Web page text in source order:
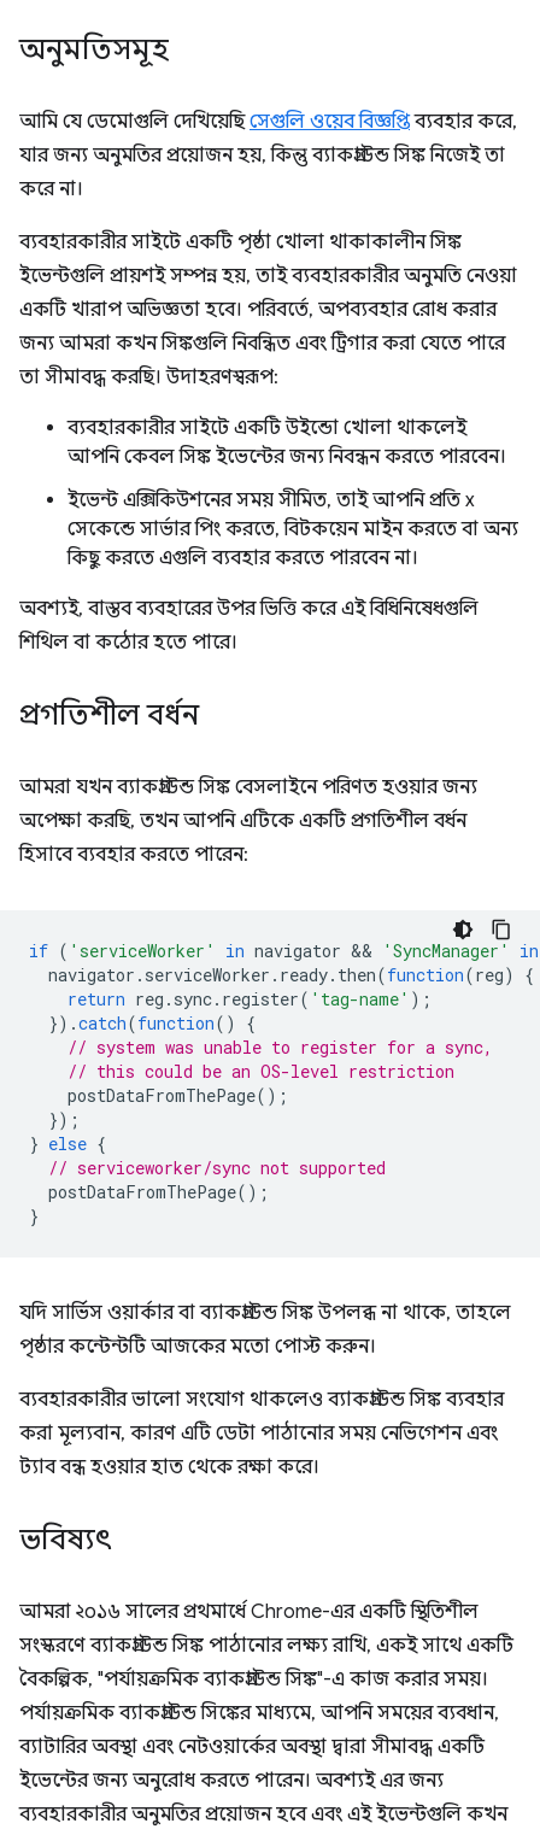
অনুমতিসমূহ
আমি যে ডেমোগুলি দেখিয়েছিসেগুলি ওয়েব বিজ্ঞপ্তিব্যবহার করে,
যার জন্য অনুমতির প্রয়োজন হয়, কিন্তু ব্যাকগ্রাউন্ড সিঙ্ক নিজেই তা
করে না।
ব্যবহারকারীর সাইটে একটি পৃষ্ঠা খোলা থাকাকালীন সিঙ্ক
ইভেন্টগুলি প্রায়শই সম্পন্ন হয়, তাই ব্যবহারকারীর অনুমতি নেওয়া
একটি খারাপ অভিজ্ঞতা হবে। পরিবর্তে, অপব্যবহার রোধ করার
জন্য আমরা কখন সিঙ্কগুলি নিবন্ধিত এবং ট্রিগার করা যেতে পারে
তা সীমাবদ্ধ করছি। উদাহরণস্বরূপ:
ব্যবহারকারীর সাইটে একটি উইন্ডো খোলা থাকলেই
আপনি কেবল সিঙ্ক ইভেন্টের জন্য নিবন্ধন করতে পারবেন।
ইভেন্ট এক্সিকিউশনের সময় সীমিত, তাই আপনি প্রতি x
সেকেন্ডে সার্ভার পিং করতে, বিটকয়েন মাইন করতে বা অন্য
কিছু করতে এগুলি ব্যবহার করতে পারবেন না।
অবশ্যই, বাস্তব ব্যবহারের উপর ভিত্তি করে এই বিধিনিষেধগুলি
শিথিল বা কঠোর হতে পারে।
প্রগতিশীল বর্ধন
আমরা যখন ব্যাকগ্রাউন্ড সিঙ্ক বেসলাইনে পরিণত হওয়ার জন্য
অপেক্ষা করছি, তখন আপনি এটিকে একটি প্রগতিশীল বর্ধন
হিসাবে ব্যবহার করতে পারেন:
if ( 'serviceWorker' in navigator && 'SyncManager'
in
navigator . serviceWorker . ready. then(function(reg)
{
return reg . sync. register( 'tag-name' );
}).catch(function()
{
// system was unable to register for a sync,
// this could be an OS-level restriction
postDataFromThePage();
});
} else {
// serviceworker/sync not supported
postDataFromThePage();
}
যদি সার্ভিস ওয়ার্কার বা ব্যাকগ্রাউন্ড সিঙ্ক উপলব্ধ না থাকে, তাহলে
পৃষ্ঠার কন্টেন্টটি আজকের মতো পোস্ট করুন।
ব্যবহারকারীর ভালো সংযোগ থাকলেও ব্যাকগ্রাউন্ড সিঙ্ক ব্যবহার
করা মূল্যবান, কারণ এটি ডেটা পাঠানোর সময় নেভিগেশন এবং
ট্যাব বন্ধ হওয়ার হাত থেকে রক্ষা করে।
ভবিষ্যৎ
আমরা ২০১৬ সালের প্রথমার্ধে Chrome-এর একটি স্থিতিশীল
সংস্করণে ব্যাকগ্রাউন্ড সিঙ্ক পাঠানোর লক্ষ্য রাখি, একই সাথে একটি
বৈকল্পিক, "পর্যায়ক্রমিক ব্যাকগ্রাউন্ড সিঙ্ক"-এ কাজ করার সময়।
পর্যায়ক্রমিক ব্যাকগ্রাউন্ড সিঙ্কের মাধ্যমে, আপনি সময়ের ব্যবধান,
ব্যাটারির অবস্থা এবং নেটওয়ার্কের অবস্থা দ্বারা সীমাবদ্ধ একটি
ইভেন্টের জন্য অনুরোধ করতে পারেন। অবশ্যই এর জন্য
ব্যবহারকারীর অনুমতির প্রয়োজন হবে এবং এই ইভেন্টগুলি কখন